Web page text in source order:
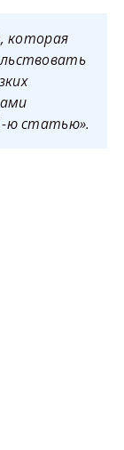
которая
ю статью».